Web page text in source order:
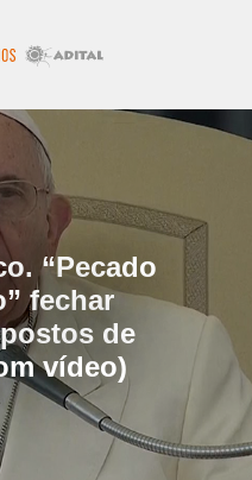
“Pecado
fechar
de
vídeo)